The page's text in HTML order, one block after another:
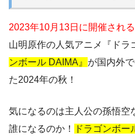
2023年10月13日に開催され
山明原作の人気アニメ『ドラ
ンボール DAIMA』 が国内外
た2024年の秋！
気になるのは主人公の孫悟空
誰になるのか！
ドラゴンボー